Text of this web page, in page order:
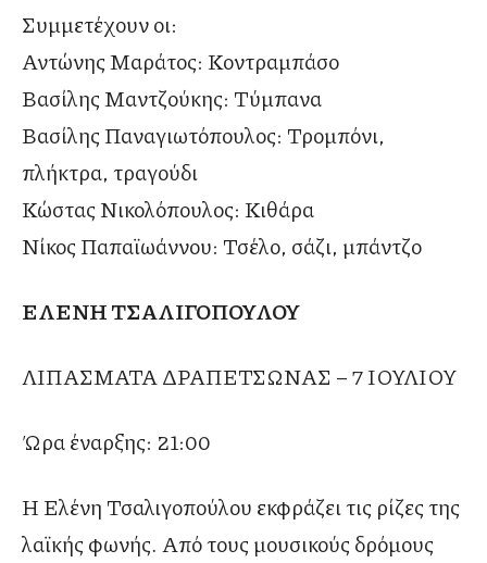
Συμμετέχουν οι:
Αντώνης Μαράτος: Κοντραμπάσο
Βασίλης Μαντζούκης: Τύμπανα
Βασίλης Παναγιωτόπουλος: Τρομπόνι,
πλήκτρα, τραγούδι
Κώστας Νικολόπουλος: Κιθάρα
Νίκος Παπαϊωάννου: Τσέλο, σάζι, μπάντζο
ΕΛΕΝΗ ΤΣΑΛΙΓΟΠΟΥΛΟΥ
ΛΙΠΑΣΜΑΤΑ ΔΡΑΠΕΤΣΩΝΑΣ – 7 ΙΟΥΛΙΟΥ
Ώρα έναρξης: 21:00
Η Ελένη Τσαλιγοπούλου εκφράζει τις ρίζες της
λαϊκής φωνής. Από τους μουσικούς δρόμους